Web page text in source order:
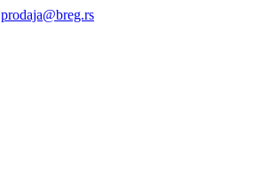
prodaja@breg.rs